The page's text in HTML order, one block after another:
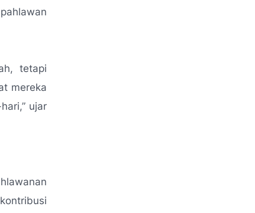
tetapi
mereka
ujar